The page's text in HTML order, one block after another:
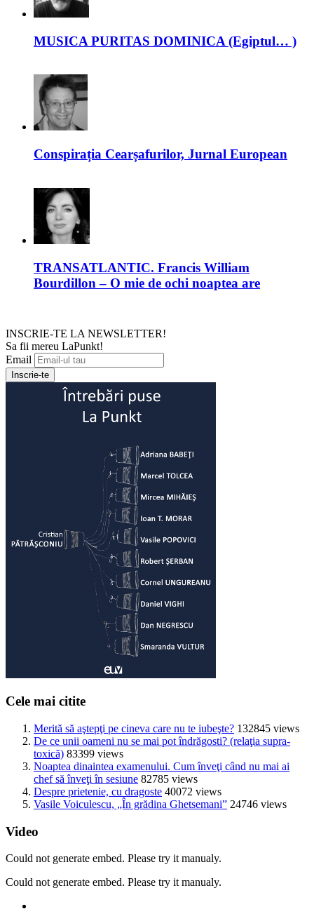
MUSICA PURITAS DOMINICA (Egiptul… )
Conspirația Cearșafurilor, Jurnal European
TRANSATLANTIC. Francis William
Bourdillon – O mie de ochi noaptea are
INSCRIE-TE LA NEWSLETTER!
Sa fii mereu LaPunkt!
Email
Cele mai citite
Merită să aştepţi pe cineva care nu te iubeşte? 132845 views
De ce unii oameni nu se mai pot îndrăgosti? (relaţia supra-
toxică) 83399 views
Noaptea dinaintea examenului. Cum înveţi când nu mai ai
chef să înveţi în sesiune 82785 views
Despre prietenie, cu dragoste 40072 views
Vasile Voiculescu, „În grădina Ghetsemani” 24746 views
Video
Could not generate embed. Please try it manualy.
Could not generate embed. Please try it manualy.